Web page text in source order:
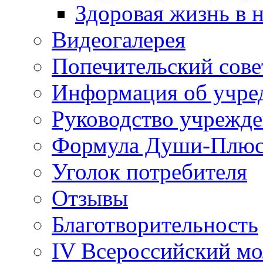
Здоровая жизнь в
Видеогалерея
Попечительский
Информация об
Руководство
Формула Души-
Уголок потребителя
Отзывы
Благотворительность
IV Всероссийский